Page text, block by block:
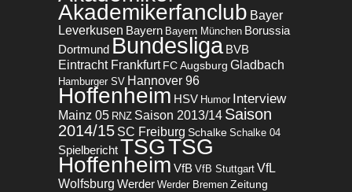
Akademikerfanclub Bayer
Leverkusen Bayern Bayern München Borussia
Dortmund Bundesliga BVB
Eintracht Frankfurt FC Augsburg Gladbach
Hamburger SV Hannover 96
Hoffenheim HSV Humor Interview
Mainz 05 RNZ Saison 2013/14 Saison
2014/15 SC Freiburg Schalke Schalke 04
SpielberichtTSGTSG
Hoffenheim VfB VfB Stuttgart VfL
Wolfsburg Werder Werder Bremen Zeitung